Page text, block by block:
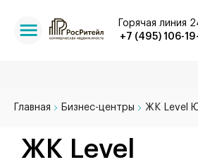
+7 (495) 106-
Горячая линия
Главная Бизнес-центры ЖК Level
ЖК Level